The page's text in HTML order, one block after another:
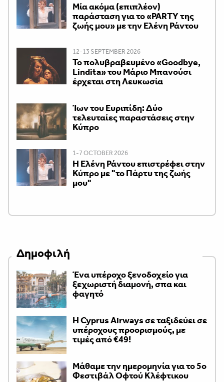
Μία ακόμα (επιπλέον)
παράσταση για το «PARTY της
ζωής μου» με την Ελένη Ράντου
12-13 SEPTEMBER 2026
Το πολυβραβευμένο «Goodbye,
Lindita» του Μάριο Μπανούσι
έρχεται στη Λευκωσία
Ίων του Ευριπίδη: Δύο
τελευταίες παραστάσεις στην
Κύπρο
1-7 OCTOBER 2026
H Ελένη Ράντου επιστρέφει στην
Κύπρο με "το Πάρτυ της ζωής
μου"
Δημοφιλή
Ένα υπέροχο ξενοδοχείο για
ξεχωριστή διαμονή, σπα και
φαγητό
H Cyprus Airways σε ταξιδεύει σε
υπέροχους προορισμούς, με
τιμές από €49!
Μάθαμε την ημερομηνία για το 5ο
Φεστιβάλ Οφτού Κλέφτικου